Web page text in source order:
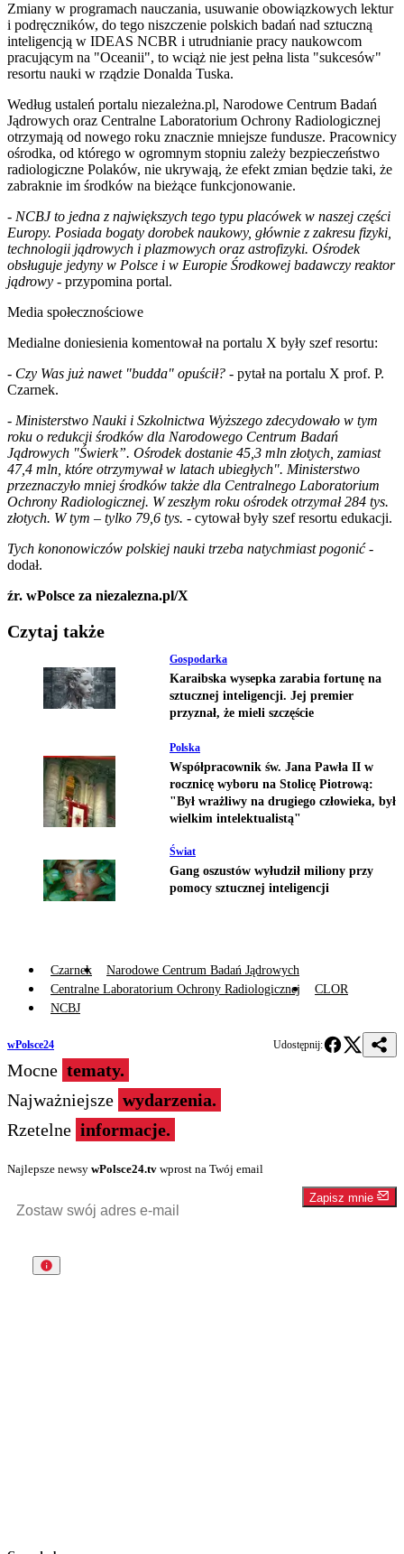
Zmiany w programach nauczania, usuwanie obowiązkowych lektur
i podręczników, do tego niszczenie polskich badań nad sztuczną
inteligencją w IDEAS NCBR i utrudnianie pracy naukowcom
pracującym na "Oceanii", to wciąż nie jest pełna lista "sukcesów"
resortu nauki w rządzie Donalda Tuska.
Według ustaleń portalu niezależna.pl, Narodowe Centrum Badań
Jądrowych oraz Centralne Laboratorium Ochrony Radiologicznej
otrzymają od nowego roku znacznie mniejsze fundusze. Pracownicy
ośrodka, od którego w ogromnym stopniu zależy bezpieczeństwo
radiologiczne Polaków, nie ukrywają, że efekt zmian będzie taki, że
zabraknie im środków na bieżące funkcjonowanie.
- NCBJ to jedna z największych tego typu placówek w naszej części
Europy. Posiada bogaty dorobek naukowy, głównie z zakresu fizyki,
technologii jądrowych i plazmowych oraz astrofizyki. Ośrodek
obsługuje jedyny w Polsce i w Europie Środkowej badawczy reaktor
jądrowy - przypomina portal.
Media społecznościowe
Medialne doniesienia komentował na portalu X były szef resortu:
- Czy Was już nawet "budda" opuścił? - pytał na portalu X prof. P.
Czarnek.
- Ministerstwo Nauki i Szkolnictwa Wyższego zdecydowało w tym
roku o redukcji środków dla Narodowego Centrum Badań
Jądrowych "Świerk”. Ośrodek dostanie 45,3 mln złotych, zamiast
47,4 mln, które otrzymywał w latach ubiegłych". Ministerstwo
przeznaczyło mniej środków także dla Centralnego Laboratorium
Ochrony Radiologicznej. W zeszłym roku ośrodek otrzymał 284 tys.
złotych. W tym – tylko 79,6 tys. - cytował były szef resortu edukacji.
Tych kononowiczów polskiej nauki trzeba natychmiast pogonić -
dodał.
źr. wPolsce za niezalezna.pl/X
Czytaj także
Gospodarka
Karaibska wysepka zarabia fortunę na
sztucznej inteligencji. Jej premier
przyznał, że mieli szczęście
Polska
Współpracownik św. Jana Pawła II w
rocznicę wyboru na Stolicę Piotrową:
"Był wrażliwy na drugiego człowieka, był
wielkim intelektualistą"
Świat
Gang oszustów wyłudził miliony przy
pomocy sztucznej inteligencji
Czarnek
Narodowe Centrum Badań Jądrowych
Centralne Laboratorium Ochrony Radiologicznej
CLOR
NCBJ
wPolsce24 Udostępnij:
Mocne tematy.
Najważniejsze wydarzenia.
Rzetelne informacje.
Najlepsze newsy wPolsce24.tv wprost na Twój email
Zapisz mnie